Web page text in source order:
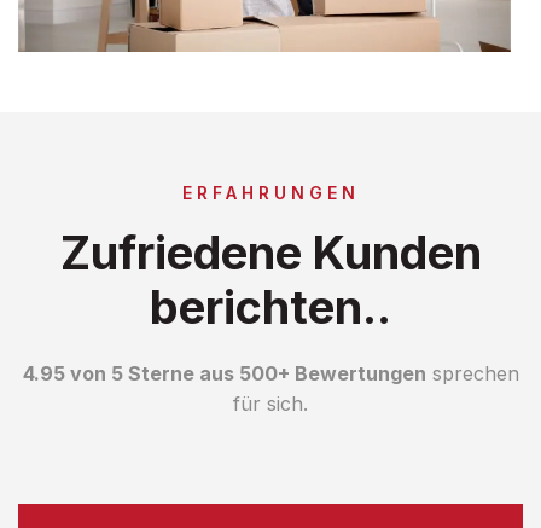
ERFAHRUNGEN
Zufriedene Kunden
berichten..
4.95 von 5 Sterne aus 500+ Bewertungen sprechen
für sich.